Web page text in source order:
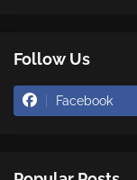
Follow Us
Facebook